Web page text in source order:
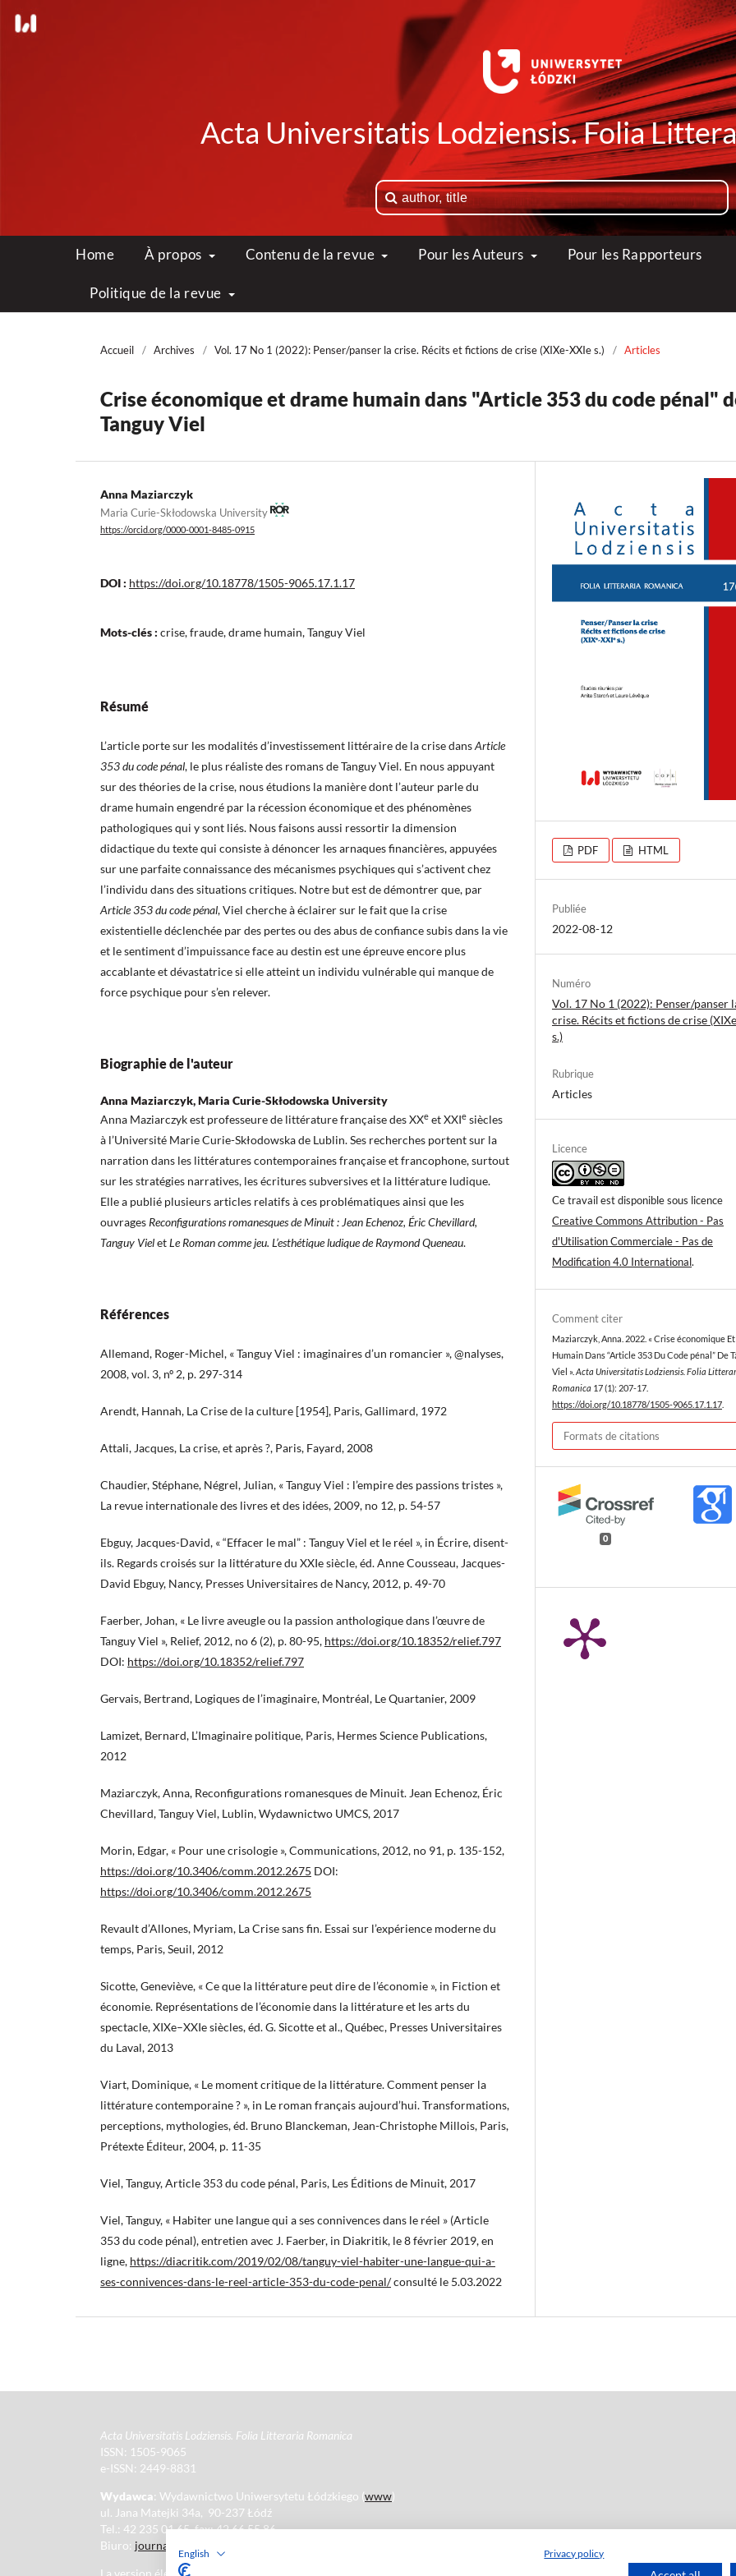
English Privacy policy
Acta Universitatis Lodziensis. Folia
Home À propos Contenu de la revue Pour les Auteurs Pour les Rapporteurs
Politique de la revue
Accueil / Archives / Vol. 17 No 1 (2022): Penser/panser la crise. Récits et fictions de crise (XIXe-XXIe s.) / Articles
Crise économique et drame humain dans "Article 353 du code pénal"
Tanguy Viel
Anna Maziarczyk
Maria Curie-Skłodowska University
https://orcid.org/0000-0001-8485-0915
DOI : https://doi.org/10.18778/1505-9065.17.1.17
Mots-clés : crise, fraude, drame humain, Tanguy Viel
Résumé
L’article porte sur les modalités d’investissement littéraire de la crise dansArticle
353 du code pénal, le plus réaliste des romans de Tanguy Viel. En nous appuyant
sur des théories de la crise, nous étudions la manière dont l’auteur parle du
drame humain engendré par la récession économique et des phénomènes
pathologiques qui y sont liés. Nous faisons aussi ressortir la dimension
didactique du texte qui consiste à dénoncer les arnaques financières, appuyées
sur une parfaite connaissance des mécanismes psychiques qui s’activent chez
l’individu dans des situations critiques. Notre but est de démontrer que, par
Article 353 du code pénal, Viel cherche à éclairer sur le fait que la crise
existentielle déclenchée par des pertes ou des abus de confiance subis dans la vie
et le sentiment d’impuissance face au destin est une épreuve encore plus
accablante et dévastatrice si elle atteint un individu vulnérable qui manque de
force psychique pour s’en relever.
Biographie de l'auteur
Anna Maziarczyk, Maria Curie-Skłodowska University
Anna Maziarczyk est professeure de littérature française des XXe et XXIe siècles
à l’Université Marie Curie-Skłodowska de Lublin. Ses recherches portent sur la
narration dans les littératures contemporaines française et francophone, surtout
sur les stratégies narratives, les écritures subversives et la littérature ludique.
Elle a publié plusieurs articles relatifs à ces problématiques ainsi que les
ouvrages Reconfigurations romanesques de Minuit : Jean Echenoz, Éric Chevillard,
Tanguy VieletLe Roman comme jeu. L’esthétique ludique de Raymond Queneau.
Références
Allemand, Roger-Michel, « Tanguy Viel : imaginaires d’un romancier », @nalyses,
2008, vol. 3, nº 2, p. 297-314
Arendt, Hannah, La Crise de la culture [1954], Paris, Gallimard, 1972
Attali, Jacques, La crise, et après ?, Paris, Fayard, 2008
Chaudier, Stéphane, Négrel, Julian, « Tanguy Viel : l’empire des passions tristes »,
La revue internationale des livres et des idées, 2009, no 12, p. 54-57
Ebguy, Jacques-David, « “Effacer le mal” : Tanguy Viel et le réel », in Écrire, disent-
ils. Regards croisés sur la littérature du XXIe siècle, éd. Anne Cousseau, Jacques-
David Ebguy, Nancy, Presses Universitaires de Nancy, 2012, p. 49-70
Faerber, Johan, « Le livre aveugle ou la passion anthologique dans l’œuvre de
Tanguy Viel », Relief, 2012, no 6 (2), p. 80-95, https://doi.org/10.18352/relief.797
DOI: https://doi.org/10.18352/relief.797
Gervais, Bertrand, Logiques de l’imaginaire, Montréal, Le Quartanier, 2009
Lamizet, Bernard, L’Imaginaire politique, Paris, Hermes Science Publications,
2012
Maziarczyk, Anna, Reconfigurations romanesques de Minuit. Jean Echenoz, Éric
Chevillard, Tanguy Viel, Lublin, Wydawnictwo UMCS, 2017
Morin, Edgar, « Pour une crisologie », Communications, 2012, no 91, p. 135-152,
https://doi.org/10.3406/comm.2012.2675 DOI:
https://doi.org/10.3406/comm.2012.2675
Revault d’Allones, Myriam, La Crise sans fin. Essai sur l’expérience moderne du
temps, Paris, Seuil, 2012
Sicotte, Geneviève, « Ce que la littérature peut dire de l’économie », in Fiction et
économie. Représentations de l’économie dans la littérature et les arts du
spectacle, XIXe–XXIe siècles, éd. G. Sicotte et al., Québec, Presses Universitaires
du Laval, 2013
Viart, Dominique, « Le moment critique de la littérature. Comment penser la
littérature contemporaine ? », in Le roman français aujourd’hui. Transformations,
perceptions, mythologies, éd. Bruno Blanckeman, Jean-Christophe Millois, Paris,
Prétexte Éditeur, 2004, p. 11-35
Viel, Tanguy, Article 353 du code pénal, Paris, Les Éditions de Minuit, 2017
Viel, Tanguy, « Habiter une langue qui a ses connivences dans le réel » (Article
353 du code pénal), entretien avec J. Faerber, in Diakritik, le 8 février 2019, en
ligne, https://diacritik.com/2019/02/08/tanguy-viel-habiter-une-langue-qui-a-
ses-connivences-dans-le-reel-article-353-du-code-penal/consulté le 5.03.2022
PDF HTML
Publiée
2022-08-12
Numéro
Vol. 17 No 1 (2022): Penser/panser
crise. Récits et fictions de crise
s.)
Rubrique
Articles
Licence
Ce travail est disponible sous licence
Creative Commons Attribution - Pas
d'Utilisation Commerciale - Pas de
Modification 4.0 International.
Comment citer
Maziarczyk, Anna. 2022. « Crise économique
Humain Dans “Article 353 Du Code pénal” De
Viel ». Acta Universitatis Lodziensis. Folia
Romanica 17 (1): 207-17.
https://doi.org/10.18778/1505-9065.17.1.17
Formats de citations
0
Acta Universitatis Lodziensis. Folia Litteraria Romanica
ISSN: 1505-9065
e-ISSN: 2449-8831
Wydawca: Wydawnictwo Uniwersytetu Łódzkiego (www)
ul. Jana Matejki 34a, 90-237 Łódź
Tel.: 42 235 01 65, fax: 42 66 55 86
Biuro: journals@uni.lodz.pl